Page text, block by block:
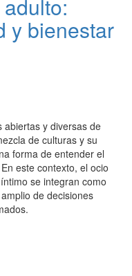
y bienestar
abiertas y diversas de
de culturas y su
forma de entender el
este contexto, el ocio
se integran como
de decisiones